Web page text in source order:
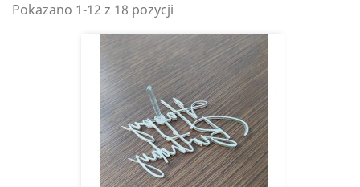
Pokazano 1-12 z 18 pozycji